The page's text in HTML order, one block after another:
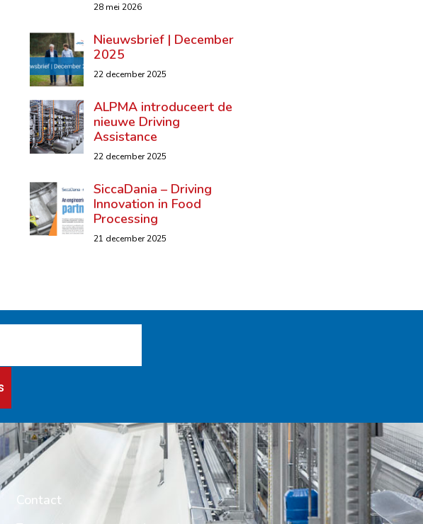
28 mei 2026
Nieuwsbrief | December
2025
22 december 2025
ALPMA introduceert de
nieuwe Driving
Assistance
22 december 2025
SiccaDania – Driving
Innovation in Food
Processing
21 december 2025
Contact